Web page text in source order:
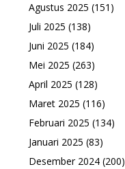
Agustus 2025 (151)
Juli 2025 (138)
Juni 2025 (184)
Mei 2025 (263)
April 2025 (128)
Maret 2025 (116)
Februari 2025 (134)
Januari 2025 (83)
Desember 2024 (200)